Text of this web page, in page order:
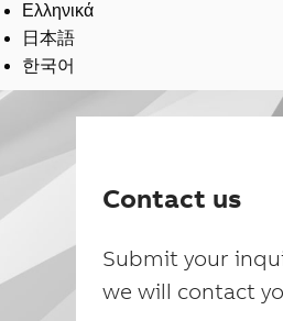
Ελληνικά
日本語
한국어
Contact us
Submit your
we will contact